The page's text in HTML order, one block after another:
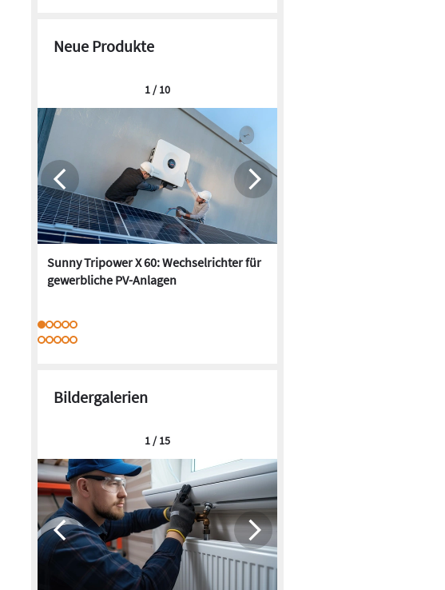
Neue Produkte
Sunny Tripower X 60: Wechselrichter für
gewerbliche PV-Anlagen
1 / 10
Bildergalerien
1 / 15